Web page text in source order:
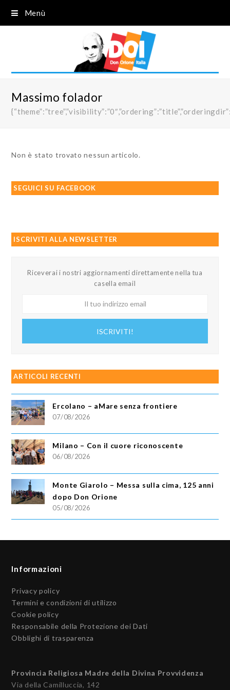
Menù
Massimo folador
Non è stato trovato nessun articolo.
SEGUICI SU FACEBOOK
ISCRIVITI ALLA NEWSLETTER
Riceverai i nostri aggiornamenti direttamente nella tua
casella email
ISCRIVITI!
ARTICOLI RECENTI
Ercolano – aMare senza frontiere
07/08/2026
Milano – Con il cuore riconoscente
06/08/2026
Monte Giarolo – Messa sulla cima, 125 anni
dopo Don Orione
05/08/2026
Informazioni
Privacy policy
Termini e condizioni di utilizzo
Cookie policy
Responsabile della Protezione dei Dati
Obblighi di trasparenza
Provincia Religiosa Madre della Divina Provvidenza
Via della Camilluccia, 142